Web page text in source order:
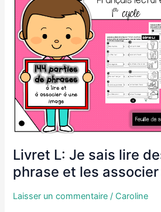
Livret L: Je sais lire
phrase et les
Laisser un commentaire / Caroline